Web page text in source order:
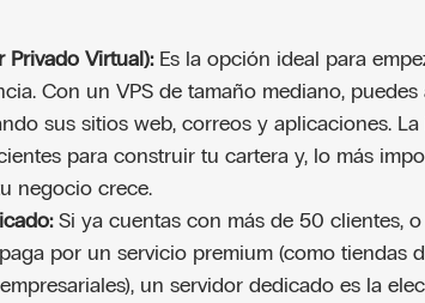
Privado Virtual):Es la opción ideal para
Con un VPS de tamaño mediano,
sus sitios web, correos y aplicaciones.
para construir tu cartera y, lo más
negocio crece.
Si ya cuentas con más de 50 clientes,
por un servicio premium (como tiendas
un servidor dedicado es la